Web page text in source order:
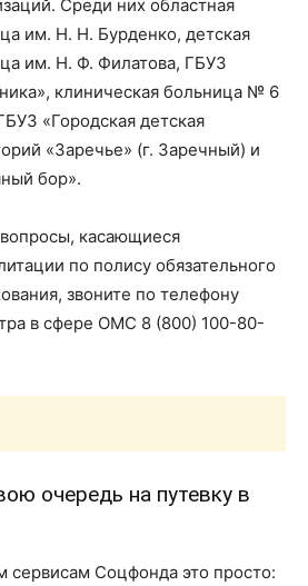
Среди них областная
им. Н. Н. Бурденко, детская
им. Н. Ф. Филатова, ГБУЗ
клиническая больница № 6
«Городская детская
«Заречье» (г. Заречный) и
бор».
касающиеся
по полису обязательного
звоните по телефону
в сфере ОМС 8 (800) 100-80-
очередь на путевку в
сервисам Соцфонда это просто: